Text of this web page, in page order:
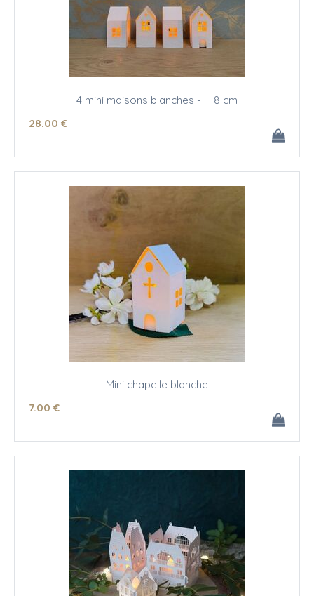
4 mini maisons blanches - H 8 cm
28.00 €
Mini chapelle blanche
7.00 €